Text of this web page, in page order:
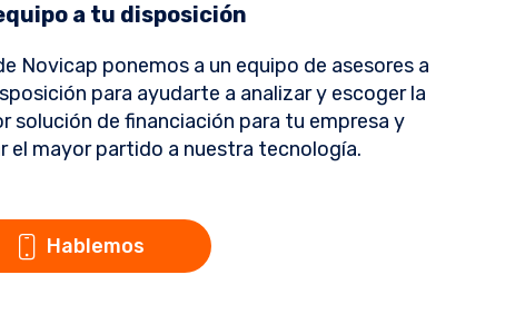
a tu disposición
Novicap ponemos a un equipo de asesores a
para ayudarte a analizar y escoger la
solución de financiación para tu empresa y
el mayor partido a nuestra tecnología.
Hablemos